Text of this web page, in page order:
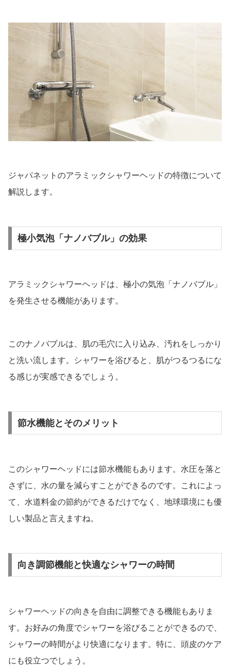
ジャパネットのアラミックシャワーヘッドの特徴について
解説します。
極小気泡「ナノバブル」の効果
アラミックシャワーヘッドは、極小の気泡「ナノバブル」
を発生させる機能があります。
このナノバブルは、肌の毛穴に入り込み、汚れをしっかり
と洗い流します。シャワーを浴びると、肌がつるつるにな
る感じが実感できるでしょう。
節水機能とそのメリット
このシャワーヘッドには節水機能もあります。水圧を落と
さずに、水の量を減らすことができるのです。これによっ
て、水道料金の節約ができるだけでなく、地球環境にも優
しい製品と言えますね。
向き調節機能と快適なシャワーの時間
シャワーヘッドの向きを自由に調整できる機能もありま
す。お好みの角度でシャワーを浴びることができるので、
シャワーの時間がより快適になります。特に、頭皮のケア
にも役立つでしょう。